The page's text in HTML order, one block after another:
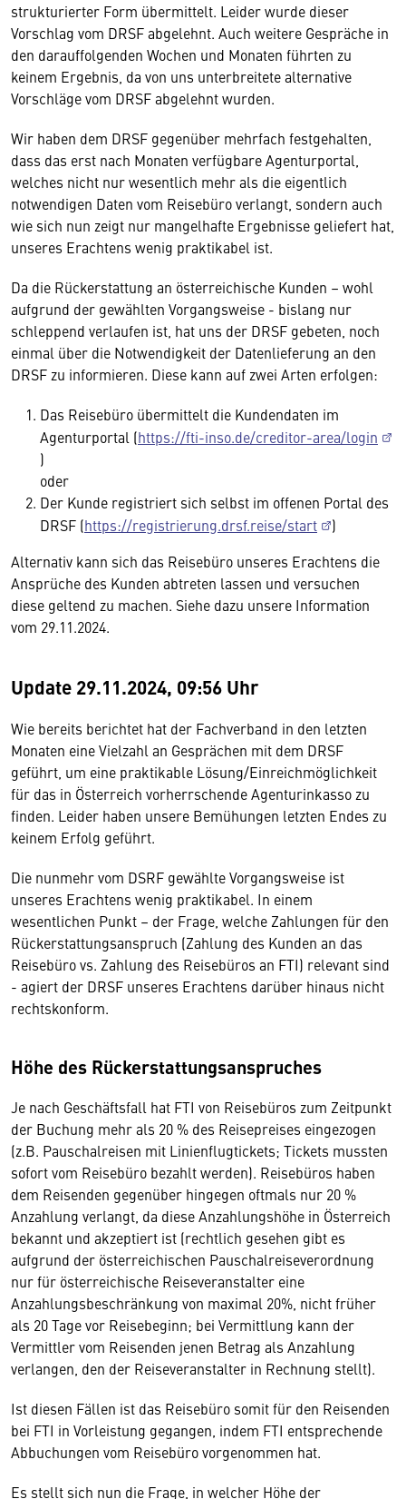
strukturierter Form übermittelt. Leider wurde dieser
Vorschlag vom DRSF abgelehnt. Auch weitere Gespräche in
den darauffolgenden Wochen und Monaten führten zu
keinem Ergebnis, da von uns unterbreitete alternative
Vorschläge vom DRSF abgelehnt wurden.
Wir haben dem DRSF gegenüber mehrfach festgehalten,
dass das erst nach Monaten verfügbare Agenturportal,
welches nicht nur wesentlich mehr als die eigentlich
notwendigen Daten vom Reisebüro verlangt, sondern auch
wie sich nun zeigt nur mangelhafte Ergebnisse geliefert hat,
unseres Erachtens wenig praktikabel ist.
Da die Rückerstattung an österreichische Kunden – wohl
aufgrund der gewählten Vorgangsweise - bislang nur
schleppend verlaufen ist, hat uns der DRSF gebeten, noch
einmal über die Notwendigkeit der Datenlieferung an den
DRSF zu informieren. Diese kann auf zwei Arten erfolgen:
Das Reisebüro übermittelt die Kundendaten im
Agenturportal (https://fti-inso.de/creditor-area/login
)
oder
Der Kunde registriert sich selbst im offenen Portal des
DRSF (https://registrierung.drsf.reise/start
)
Alternativ kann sich das Reisebüro unseres Erachtens die
Ansprüche des Kunden abtreten lassen und versuchen
diese geltend zu machen. Siehe dazu unsere Information
vom 29.11.2024.
Update 29.11.2024, 09:56 Uhr
Wie bereits berichtet hat der Fachverband in den letzten
Monaten eine Vielzahl an Gesprächen mit dem DRSF
geführt, um eine praktikable Lösung/Einreichmöglichkeit
für das in Österreich vorherrschende Agenturinkasso zu
finden. Leider haben unsere Bemühungen letzten Endes zu
keinem Erfolg geführt.
Die nunmehr vom DSRF gewählte Vorgangsweise ist
unseres Erachtens wenig praktikabel. In einem
wesentlichen Punkt – der Frage, welche Zahlungen für den
Rückerstattungsanspruch (Zahlung des Kunden an das
Reisebüro vs. Zahlung des Reisebüros an FTI) relevant sind
- agiert der DRSF unseres Erachtens darüber hinaus nicht
rechtskonform.
Höhe des Rückerstattungsanspruches
Je nach Geschäftsfall hat FTI von Reisebüros zum Zeitpunkt
der Buchung mehr als 20 % des Reisepreises eingezogen
(z.B. Pauschalreisen mit Linienflugtickets; Tickets mussten
sofort vom Reisebüro bezahlt werden). Reisebüros haben
dem Reisenden gegenüber hingegen oftmals nur 20 %
Anzahlung verlangt, da diese Anzahlungshöhe in Österreich
bekannt und akzeptiert ist (rechtlich gesehen gibt es
aufgrund der österreichischen Pauschalreiseverordnung
nur für österreichische Reiseveranstalter eine
Anzahlungsbeschränkung von maximal 20%, nicht früher
als 20 Tage vor Reisebeginn; bei Vermittlung kann der
Vermittler vom Reisenden jenen Betrag als Anzahlung
verlangen, den der Reiseveranstalter in Rechnung stellt).
Ist diesen Fällen ist das Reisebüro somit für den Reisenden
bei FTI in Vorleistung gegangen, indem FTI entsprechende
Abbuchungen vom Reisebüro vorgenommen hat.
Es stellt sich nun die Frage, in welcher Höhe der